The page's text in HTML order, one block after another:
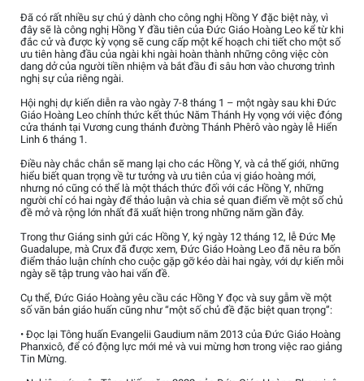
Đã có rất nhiều sự chú ý dành cho công nghị Hồng Y đặc biệt này, vì
đây sẽ là công nghị Hồng Y đầu tiên của Đức Giáo Hoàng Leo kể từ khi
đắc cử và được kỳ vọng sẽ cung cấp một kế hoạch chi tiết cho một số
ưu tiên hàng đầu của ngài khi ngài hoàn thành những công việc còn
dang dở của người tiền nhiệm và bắt đầu đi sâu hơn vào chương trình
nghị sự của riêng ngài.
Hội nghị dự kiến diễn ra vào ngày 7-8 tháng 1 – một ngày sau khi Đức
Giáo Hoàng Leo chính thức kết thúc Năm Thánh Hy vọng với việc đóng
cửa thánh tại Vương cung thánh đường Thánh Phêrô vào ngày lễ Hiển
Linh 6 tháng 1.
Điều này chắc chắn sẽ mang lại cho các Hồng Y, và cả thế giới, những
hiểu biết quan trọng về tư tưởng và ưu tiên của vị giáo hoàng mới,
nhưng nó cũng có thể là một thách thức đối với các Hồng Y, những
người chỉ có hai ngày để thảo luận và chia sẻ quan điểm về một số chủ
đề mở và rộng lớn nhất đã xuất hiện trong những năm gần đây.
Trong thư Giáng sinh gửi các Hồng Y, ký ngày 12 tháng 12, lễ Đức Mẹ
Guadalupe, mà Crux đã được xem, Đức Giáo Hoàng Leo đã nêu ra bốn
điểm thảo luận chính cho cuộc gặp gỡ kéo dài hai ngày, với dự kiến mỗi
ngày sẽ tập trung vào hai vấn đề.
Cụ thể, Đức Giáo Hoàng yêu cầu các Hồng Y đọc và suy gẫm về một
số văn bản giáo huấn cũng như “một số chủ đề đặc biệt quan trọng”:
• Đọc lại Tông huấn Evangelii Gaudium năm 2013 của Đức Giáo Hoàng
Phanxicô, để có động lực mới mẻ và vui mừng hơn trong việc rao giảng
Tin Mừng.